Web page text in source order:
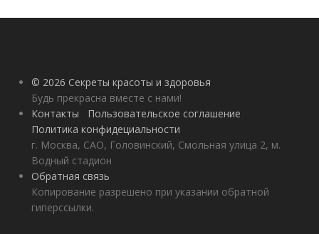
© 2026 Секреты красоты и здоровья
Будь прекрасна вместе с нами!
Контакты
Пользовательское соглашение
Политика конфидециальности
г. Москва, САО, Головинский, Смольная улица 2, м.
Водный стадион
Обратная связь
Копирование разрешено при указании обратной
гиперссылки.